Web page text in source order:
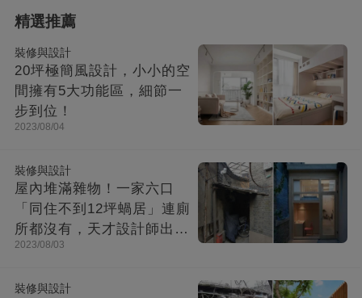
精選推薦
裝修與設計
20坪極簡風設計，小小的空
間擁有5大功能區，細節一
步到位！
2023/08/04
裝修與設計
屋內堆滿雜物！一家六口
「同住不到12坪蝸居」連廁
所都沒有，天才設計師出馬
「打造功能齊全迷你房」成
2023/08/03
裝修與設計